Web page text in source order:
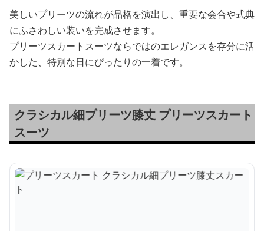
美しいプリーツの流れが品格を演出し、重要な会合や式典
にふさわしい装いを完成させます。
プリーツスカートスーツならではのエレガンスを存分に活
かした、特別な日にぴったりの一着です。
クラシカル細プリーツ膝丈 プリーツスカート
スーツ